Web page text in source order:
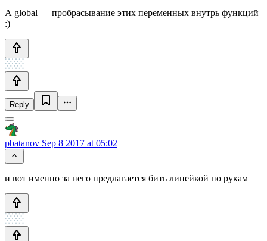
А global — пробрасывание этих переменных внутрь функций
:)
Reply
pbatanov Sep 8 2017 at 05:02
и вот именно за него предлагается бить линейкой по рукам